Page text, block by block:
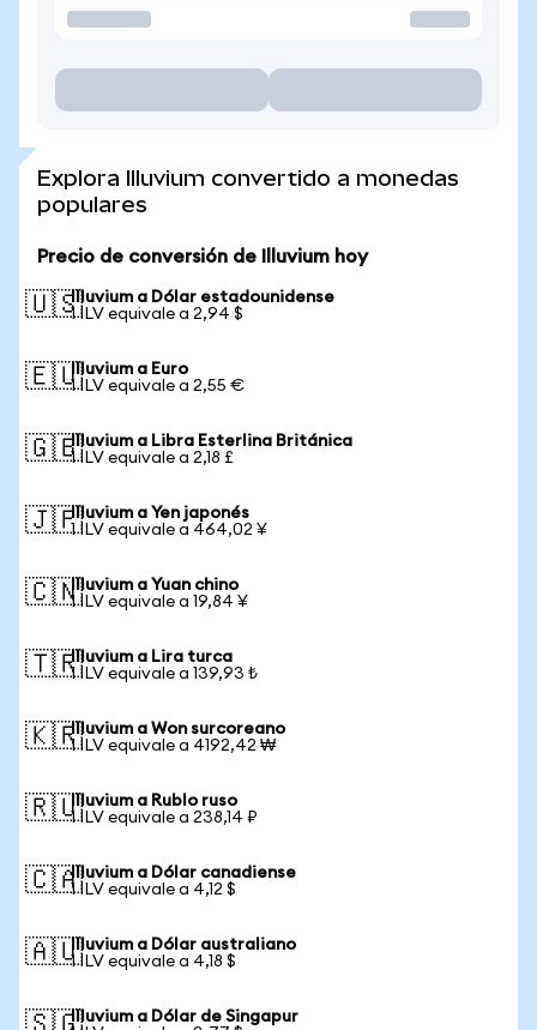
Explora Illuvium convertido a monedas
populares
Precio de conversión de Illuvium hoy
🇺🇸Illuvium a Dólar estadounidense
1 ILV equivale a 2,94 $
🇪🇺Illuvium a Euro
1 ILV equivale a 2,55 €
🇬🇧Illuvium a Libra Esterlina Británica
1 ILV equivale a 2,18 £
🇯🇵Illuvium a Yen japonés
1 ILV equivale a 464,02 ¥
🇨🇳Illuvium a Yuan chino
1 ILV equivale a 19,84 ¥
🇹🇷Illuvium a Lira turca
1 ILV equivale a 139,93 ₺
🇰🇷Illuvium a Won surcoreano
1 ILV equivale a 4192,42 ₩
🇷🇺Illuvium a Rublo ruso
1 ILV equivale a 238,14 ₽
🇨🇦Illuvium a Dólar canadiense
1 ILV equivale a 4,12 $
🇦🇺Illuvium a Dólar australiano
1 ILV equivale a 4,18 $
Illuvium a Dólar de Singapur